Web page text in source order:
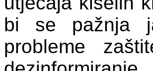
bi se pažnja
probleme